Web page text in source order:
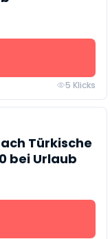
5 Klicks
Türkische
bei Urlaub